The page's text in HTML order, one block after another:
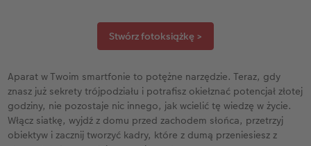
Stwórz fotoksiążkę >
Aparat w Twoim smartfonie to potężne narzędzie. Teraz, gdy
znasz już sekrety trójpodziału i potrafisz okiełznać potencjał złotej
godziny, nie pozostaje nic innego, jak wcielić tę wiedzę w życie.
Włącz siatkę, wyjdź z domu przed zachodem słońca, przetrzyj
obiektyw i zacznij tworzyć kadry, które z dumą przeniesiesz z